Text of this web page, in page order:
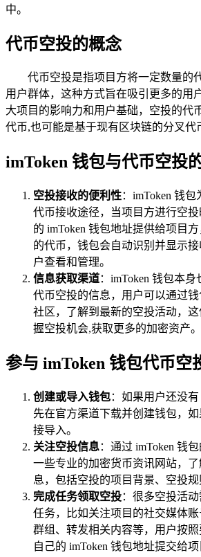
中。
代币空投的概念
代币空投是指项目方将一定数量的
用户群体，这种方式旨在吸引更多的用
大项目的影响力和用户基础，空投的代
代币,也可能是基于现有区块链的分叉代
imToken 钱包与代币空投
空投接收的便利性：imToken 钱
代币接收途径，当项目方进行空
的 imToken 钱包地址提供给项目
的代币，钱包会自动识别并显示
户查看和管理。
信息获取渠道：imToken 钱包本
代币空投的信息，用户可以通过
社区，了解到最新的空投活动，
握空投机会,获取更多的加密资产。
参与 imToken 钱包代币空
创建或导入钱包：如果用户还没
先在官方渠道下载并创建钱包，
接导入。
关注空投信息：通过 imToken 钱
一些专业的加密货币资讯网站，
息，包括空投的项目背景、空投规
完成任务领取空投：很多空投活
任务，比如关注项目的社交媒体
群组、转发相关内容等，用户按
自己的 imToken 钱包地址提交给